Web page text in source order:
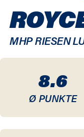
8.6
Ø PUNKTE
MHP RIESEN